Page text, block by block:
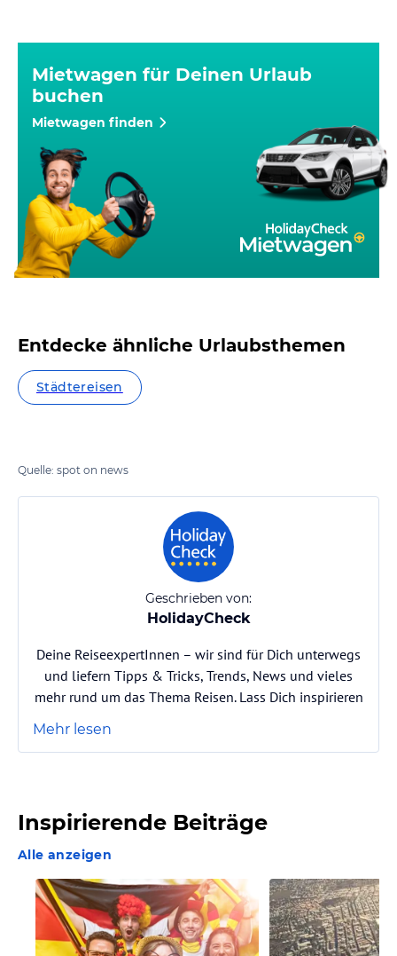
Mietwagen für Deinen Urlaub
buchen
Mietwagen finden
Entdecke ähnliche Urlaubsthemen
Städtereisen
Quelle: spot on news
Geschrieben von:
HolidayCheck
Deine ReiseexpertInnen – wir sind für Dich unterwegs
und liefern Tipps & Tricks, Trends, News und vieles
mehr rund um das Thema Reisen. Lass Dich inspirieren
Mehr lesen
Inspirierende Beiträge
Alle anzeigen